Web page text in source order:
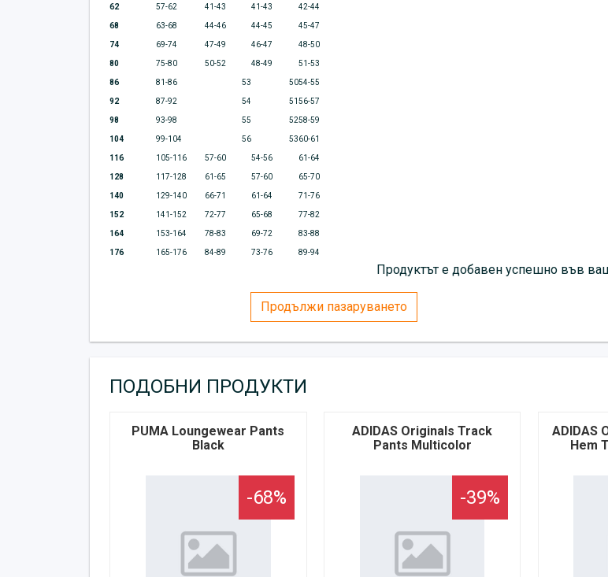
62 57-62 41-43 41-43 42-44
68 63-68 44-46 44-45 45-47
74 69-74 47-49 46-47 48-50
80 75-80 50-52 48-49 51-53
86 81-86 53 5054-55
92 87-92 54 51 56-57
98 93-98 55 5258-59
104 99-104 56 5360-61
116 105-116 57-60 54-56 61-64
128 117-128 61-65 57-60 65-70
140 129-140 66-71 61-64 71-76
152 141-152 72-77 65-68 77-82
164 153-164 78-83 69-72 83-88
176 165-176 84-89 73-76 89-94
Продуктът е добавен успешно във
Продължи пазаруването
ПОДОБНИ ПРОДУКТИ
PUMA Loungewear Pants
Black
-68%
ADIDAS Originals Track
Pants Multicolor
-39%
ADIDAS
Hem